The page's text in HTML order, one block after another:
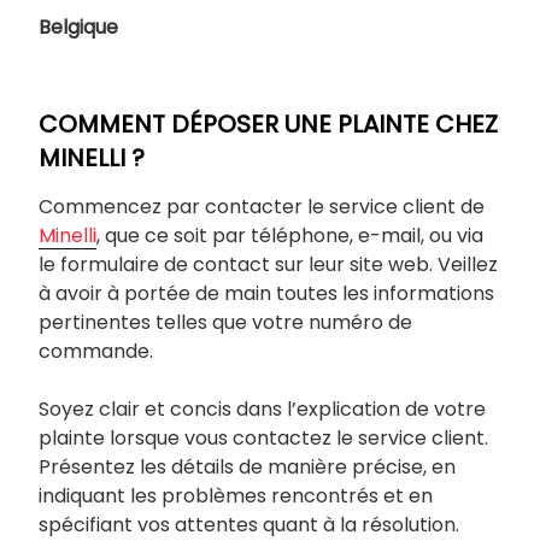
Belgique
COMMENT DÉPOSER UNE PLAINTE CHEZ
MINELLI ?
Commencez par contacter le service client de
Minelli, que ce soit par téléphone, e-mail, ou via
le formulaire de contact sur leur site web. Veillez
à avoir à portée de main toutes les informations
pertinentes telles que votre numéro de
commande.
Soyez clair et concis dans l’explication de votre
plainte lorsque vous contactez le service client.
Présentez les détails de manière précise, en
indiquant les problèmes rencontrés et en
spécifiant vos attentes quant à la résolution.